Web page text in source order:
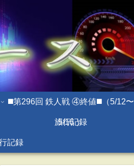
◼️第296回 鉄人戦 ④終値◼️（5/12〜
5/16 ）
旅行記録
記録